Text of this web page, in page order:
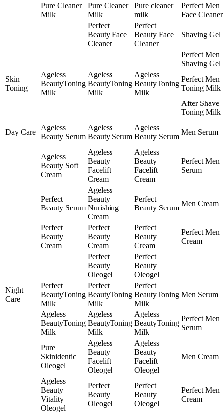
Pure Cleaner
Milk
Pure Cleaner
Milk
Pure cleaner
milk
Perfect Men
Face Cleaner
Perfect
Beauty Face
Cleaner
Perfect
Beauty Face
Cleaner
Shaving Gel
Perfect Men
Shaving Gel
Skin
Toning
Ageless
BeautyToning
Milk
Ageless
BeautyToning
Milk
Ageless
BeautyToning
Milk
Perfect Men
Toning Milk
After Shave
Toning Milk
Day Care
Ageless
Beauty Serum
Ageless
Beauty Serum
Ageless
Beauty Serum
Men Serum
Ageless
Beauty Soft
Cream
Ageless
Beauty
Facelift
Cream
Ageless
Beauty
Facelift
Cream
Perfect Men
Serum
Perfect
Beauty Serum
Ageless
Beauty
Nurishing
Cream
Perfect
Beauty Serum
Men Cream
Perfect
Beauty
Cream
Perfect
Beauty
Cream
Perfect
Beauty
Cream
Perfect Men
Cream
Perfect
Beauty
Oleogel
Perfect
Beauty
Oleogel
Night
Care
Perfect
BeautyToning
Milk
Perfect
BeautyToning
Milk
Perfect
BeautyToning
Milk
Men Serum
Ageless
BeautyToning
Milk
Ageless
BeautyToning
Milk
Ageless
BeautyToning
Milk
Perfect Men
Serum
Pure
Skinidentic
Oleogel
Ageless
Beauty
Facelift
Oleogel
Ageless
Beauty
Facelift
Oleogel
Men Cream
Ageless
Beauty
Vitality
Oleogel
Perfect
Beauty
Oleogel
Perfect
Beauty
Oleogel
Perfect Men
Cream